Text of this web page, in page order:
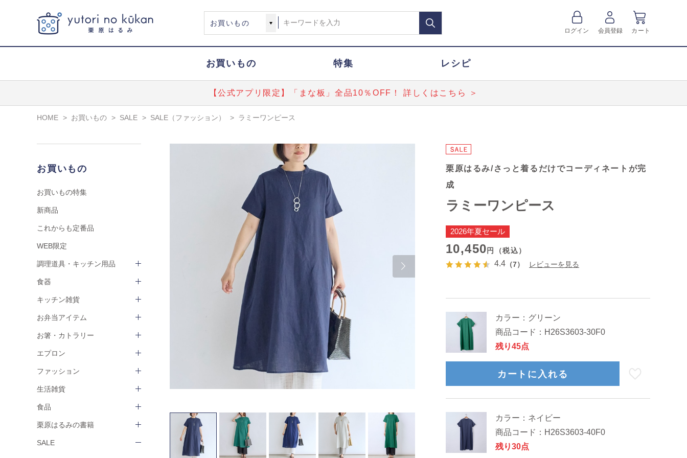
ログイン 会員登録 カート
お買いもの 特集 レシピ
【公式アプリ限定】「まな板」全品10％OFF！ 詳しくはこちら ＞
HOME > お買いもの > SALE > SALE（ファッション） > ラミーワンピース
お買いもの
お買いもの特集
新商品
これからも定番品
WEB限定
調理道具・キッチン用品
食器
キッチン雑貨
お弁当アイテム
お箸・カトラリー
エプロン
ファッション
生活雑貨
食品
栗原はるみの書籍
SALE
栗原はるみ/さっと着るだけでコーディネートが完
成
ラミーワンピース
2026年夏セール
10,450円（税込）
4.4 （7） レビューを見る
カラー： グリーン
商品コード： H26S3603-30F0
残り45点
カートに入れる
カラー： ネイビー
商品コード： H26S3603-40F0
残り30点